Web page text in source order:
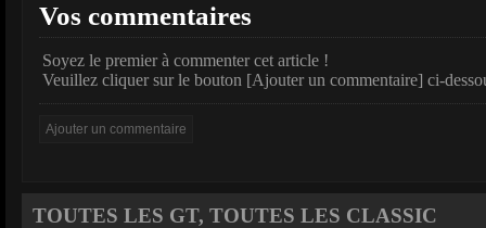
Vos commentaires
Soyez le premier à commenter cet article !
Veuillez cliquer sur le bouton [Ajouter un commentaire] ci-
TOUTES LES GT, TOUTES LES CLASSIC